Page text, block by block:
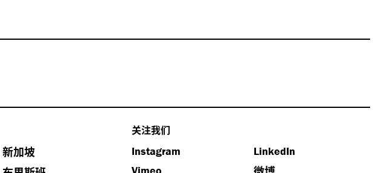
新加坡
关注我们
Instagram
LinkedIn